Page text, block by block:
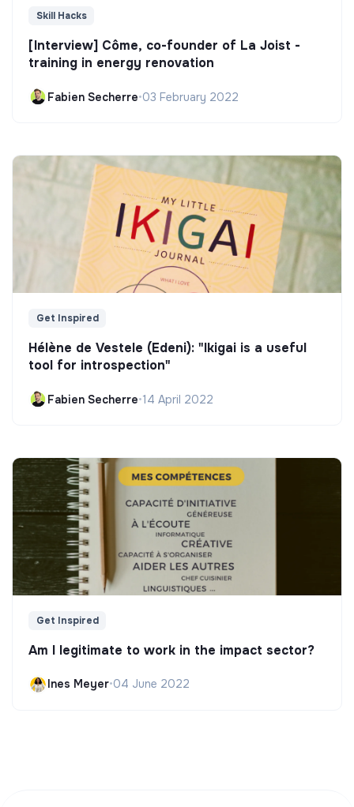
Skill Hacks
[Interview] Côme, co-founder of La Joist -
training in energy renovation
Fabien Secherre•03 February 2022
Get Inspired
Hélène de Vestele (Edeni): "Ikigai is a useful
tool for introspection"
Fabien Secherre•14 April 2022
Get Inspired
Am I legitimate to work in the impact sector?
Ines Meyer•04 June 2022